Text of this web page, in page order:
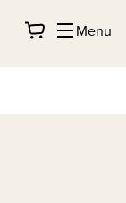
Menu